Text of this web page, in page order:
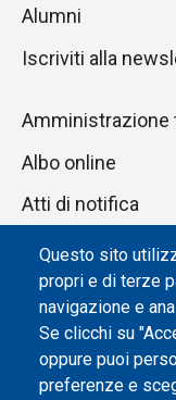
Questo sito
propri e di terze
navigazione e
Se clicchi su
oppure puoi
preferenze e
Alumni
Iscriviti alla
Amministrazione
Albo online
Atti di notifica
Dichiarazione di
Impostazione